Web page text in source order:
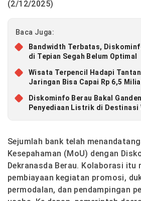
(2/12/2025)
Baca Juga:
Bandwidth Terbatas,
di Tepian Segah Belum Optimal
Wisata Terpencil Hadapi
Jaringan Bisa Capai Rp 6,5
Diskominfo Berau Bakal
Penyediaan Listrik di Destinasi
Sejumlah bank telah
Kesepahaman (MoU) dengan
Dekranasda Berau. Kolaborasi itu
pembiayaan kegiatan promosi,
permodalan, dan pendampingan